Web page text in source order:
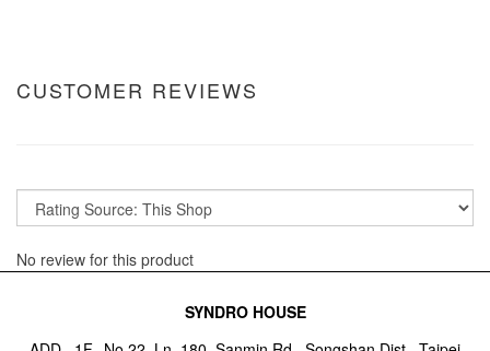
CUSTOMER REVIEWS
No review for this product
SYNDRO HOUSE